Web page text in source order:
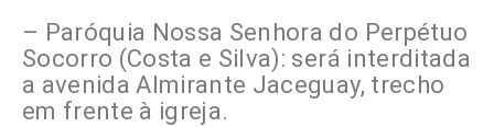
– Paróquia Nossa Senhora do Perpétuo
Socorro (Costa e Silva): será interditada
a avenida Almirante Jaceguay, trecho
em frente à igreja.